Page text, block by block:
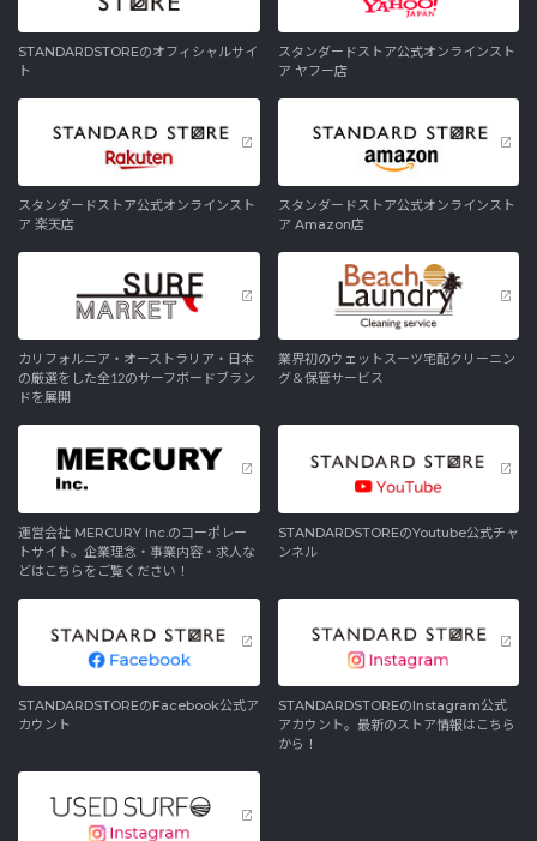
STANDARDSTOREのオフィシャルサイ
ト
スタンダードストア公式オンラインスト
ア ヤフー店
スタンダードストア公式オンラインスト
ア 楽天店
スタンダードストア公式オンラインスト
ア Amazon店
カリフォルニア・オーストラリア・日本
の厳選をした全12のサーフボードブラン
ドを展開
業界初のウェットスーツ宅配クリーニン
グ＆保管サービス
運営会社 MERCURY Inc.のコーポレー
トサイト。企業理念・事業内容・求人な
どはこちらをご覧ください！
STANDARDSTOREのYoutube公式チャ
ンネル
STANDARDSTOREのFacebook公式ア
カウント
STANDARDSTOREのInstagram公式
アカウント。最新のストア情報はこちら
から！